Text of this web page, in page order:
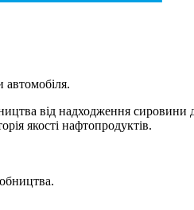
автомобіля.
від надходження сировини
якості нафтопродуктів.